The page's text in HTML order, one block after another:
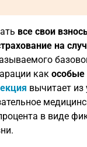
все свои
на
как особые
вычитает
в виде